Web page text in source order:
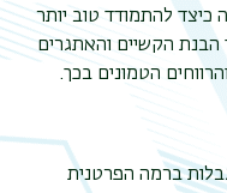
כיצד להתמודד טוב יותר
הקשיים והאתגרים
הטמונים בכך.
ברמה הפרטנית